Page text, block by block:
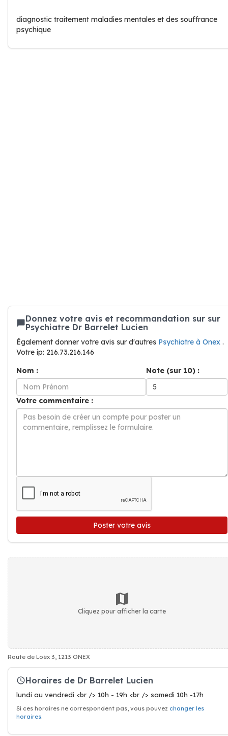
diagnostic traitement maladies mentales et des souffrance
psychique
Donnez votre avis et recommandation sur sur
Psychiatre Dr Barrelet Lucien
Également donner votre avis sur d'autres Psychiatre à Onex .
Votre ip: 216.73.216.146
Nom :
Note (sur 10) :
Votre commentaire :
Poster votre avis
Cliquez pour afficher la carte
Route de Loëx 3, 1213 ONEX
Horaires de Dr Barrelet Lucien
lundi au vendredi <br /> 10h - 19h <br /> samedi 10h -17h
Si ces horaires ne correspondent pas, vous pouvez changer les
horaires.